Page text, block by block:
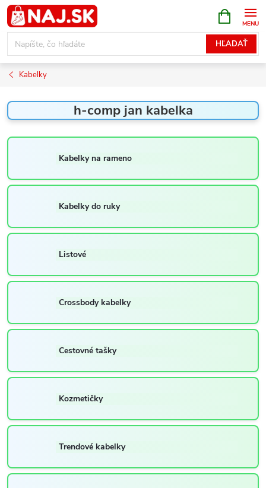
Prejsť
na
obsah
HĽADAŤ
KOŠÍK
Kabelky
h-comp jan kabelka
Kabelky na rameno
Kabelky do ruky
Listové
Crossbody kabelky
Cestovné tašky
Kozmetičky
Trendové kabelky